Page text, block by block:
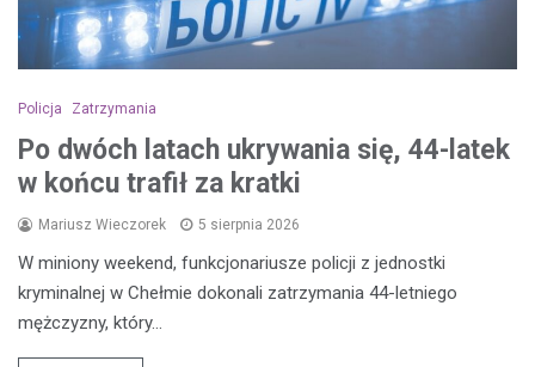
Policja Zatrzymania
Po dwóch latach ukrywania się, 44-latek
w końcu trafił za kratki
Mariusz Wieczorek 5 sierpnia 2026
W miniony weekend, funkcjonariusze policji z jednostki
kryminalnej w Chełmie dokonali zatrzymania 44-letniego
mężczyzny, który…